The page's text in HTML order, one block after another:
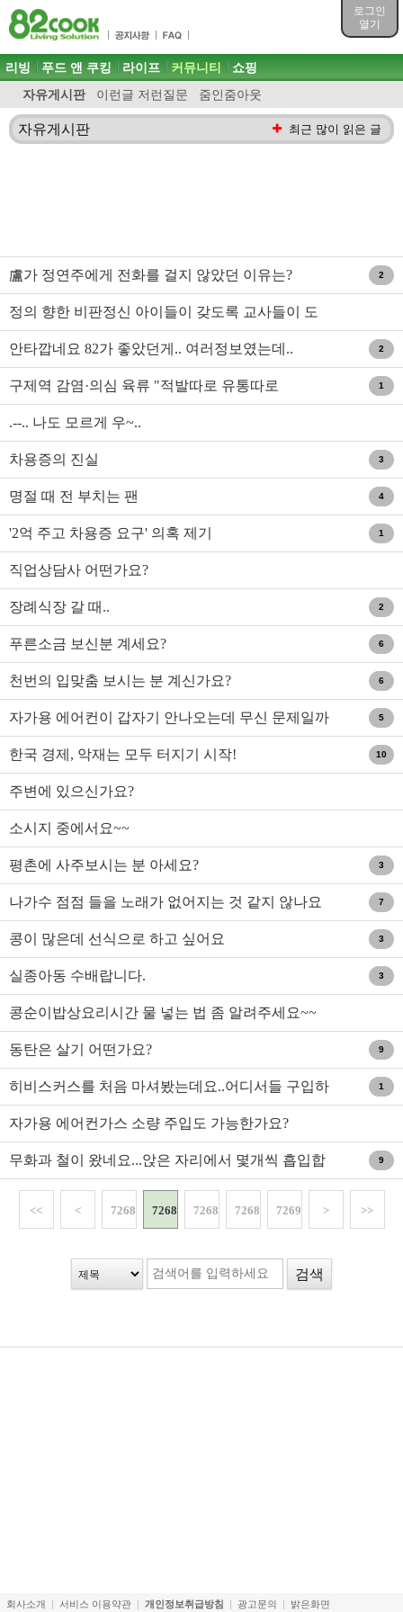
로그인
열기
목차
주메뉴 바로가기
컨텐츠 바로가기
검색 바로가기
로그인 바로가기
주메뉴
리빙 푸드 앤 쿠킹 라이프 커뮤니티
자유게시판 이런글 저런질문 줌인줌아웃
쇼핑
자유게시판 최근 많이 읽은 글
盧가 정연주에게 전화를 걸지 않았던 이유는? 2
정의 향한 비판정신 아이들이 갖도록 교사들이 도
와줘라
안타깝네요 82가 좋았던게.. 여러정보였는데.. 2
구제역 감염·의심 육류 "적발따로 유통따로 1
.--.. 나도 모르게 우~..
차용증의 진실 3
명절 때 전 부치는 팬 4
'2억 주고 차용증 요구' 의혹 제기 1
직업상담사 어떤가요?
장례식장 갈 때.. 2
푸른소금 보신분 계세요? 6
천번의 입맞춤 보시는 분 계신가요? 6
자가용 에어컨이 갑자기 안나오는데 무신 문제일까
요?
5
한국 경제, 악재는 모두 터지기 시작! 10
주변에 있으신가요?
소시지 중에서요~~
평촌에 사주보시는 분 아세요? 3
나가수 점점 들을 노래가 없어지는 것 같지 않나요 7
콩이 많은데 선식으로 하고 싶어요 3
실종아동 수배랍니다. 3
콩순이밥상요리시간 물 넣는 법 좀 알려주세요~~
동탄은 살기 어떤가요? 9
히비스커스를 처음 마셔봤는데요..어디서들 구입하
시나요..?
1
자가용 에어컨가스 소량 주입도 가능한가요?
무화과 철이 왔네요...앉은 자리에서 몇개씩 흡입합
니다;;;
9
<< < 72686 72687 72688 72689 72690 > >>
회사소개 서비스 이용약관 개인정보취급방침 광고문의 밝은화면